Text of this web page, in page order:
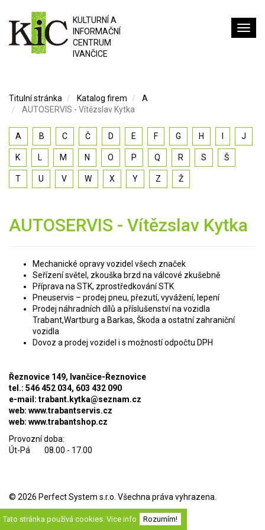
Tato stránka používá cookies. Vice info Rozumím!
KULTURNÍ A
INFORMAČNÍ
CENTRUM
IVANČICE
Titulní stránka Katalog firem
A
AUTOSERVIS - Vítězslav Kytka
A B C Č D E F G H J
K L M N O P Q R S Š
T U V W X Y Z Ž
AUTOSERVIS - Vítězslav Kytka
Mechanické opravy vozidel všech značek
Seřízení světel, zkouška brzd na válcové zkušebně
Příprava na STK, zprostředkování STK
Pneuservis – prodej pneu, přezutí, vyvážení, lepení
Prodej náhradních dílů a příslušenství na vozidla
Trabant,Wartburg a Barkas, Škoda a ostatní zahraniční
vozidla
Dovoz a prodej vozidel i s možností odpočtu DPH
Řeznovice 149, Ivančice-Řeznovice
tel.: 546 452 034, 603 432 090
e-mail: trabant.kytka@seznam.cz
web: www.trabantservis.cz
web: www.trabantshop.cz
Provozní doba:
Út-Pá 08.00 - 17.00
© 2026 Perfect System s.r.o . Všechna práva vyhrazena.